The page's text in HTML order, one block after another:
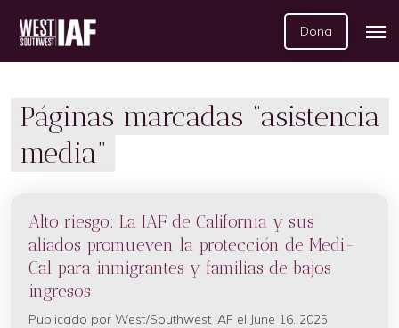
Dona
Páginas marcadas “asistencia
media”
Alto riesgo: La IAF de California y sus
aliados promueven la protección de Medi-
Cal para inmigrantes y familias de bajos
ingresos
Publicado por West/Southwest IAF el June 16, 2025